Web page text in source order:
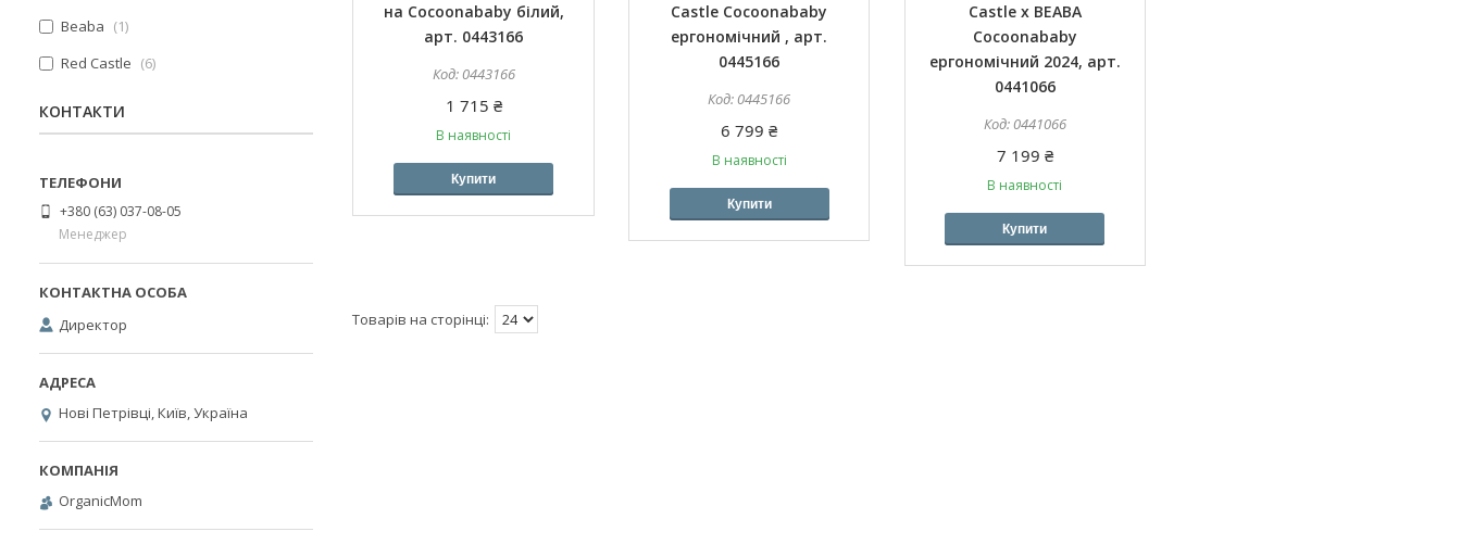
на Cocoonababy білий,
арт. 0443166
0443166
1 715 ₴
В наявності
Купити
Castle Cocoonababy
ергономічний , арт.
0445166
0445166
6 799 ₴
В наявності
Купити
Castle x BEABA
Cocoonababy
ергономічний 2024, арт.
0441066
0441066
7 199 ₴
В наявності
Купити
Beaba
1
Red Castle
6
КОНТАКТИ
+380 (63) 037-08-05
Менеджер
Директор
Нові Петрівці, Київ, Україна
OrganicMom